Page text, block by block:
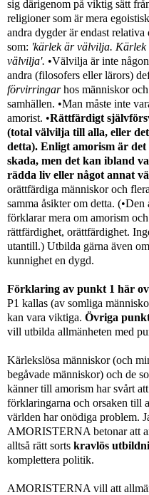
sig därigenom på viktig sätt
religioner som är mera
andra dygder är endast relativa
som: 'kärlek är välvilja.
välvilja'. •Välvilja är inte
andra (filosofers eller lärors)
förvirringarhos människor
samhällen. •Man måste inte
amorist. •Rättfärdigt
(total välvilja till alla, eller
detta). Enligt amorism är
skada, men det kan ibland
rädda liv eller något annat
orättfärdiga människor och
samma åsikter om detta. (•Den
förklarar mera om amorism
rättfärdighet, orättfärdighet.
utantill.) Utbilda gärna även
kunnighet en dygd.
Förklaring av punkt 1 här
P1 kallas (av somliga
kan vara viktiga. Övriga
vill utbilda allmänheten med
Kärlekslösa människor (och
begåvade människor) och de
känner till amorism har svårt
förklaringarna och orsaken till
världen har onödiga problem.
AMORISTERNA betonar att
alltså rätt sorts kravlös
komplettera politik.
AMORISTERNA vill att